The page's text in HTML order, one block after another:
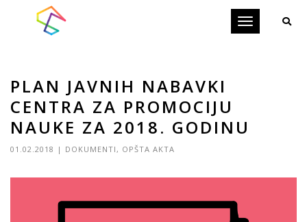
Toggle
PLAN JAVNIH NABAVKI
CENTRA ZA PROMOCIJU
NAUKE ZA 2018. GODINU
01.02.2018 | DOKUMENTI, OPŠTA AKTA